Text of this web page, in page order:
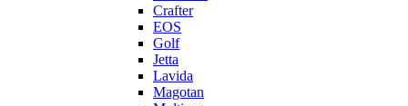
Crafter
EOS
Golf
Jetta
Lavida
Magotan